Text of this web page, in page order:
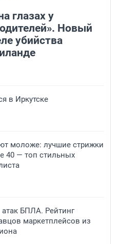
над экспортом
это однодвигательнй
под
глазах у
Новый
убийства
в Иркутске
моложе: лучшие стрижки
40 — топ стильных
атак БПЛА. Рейтинг
маркетплейсов из